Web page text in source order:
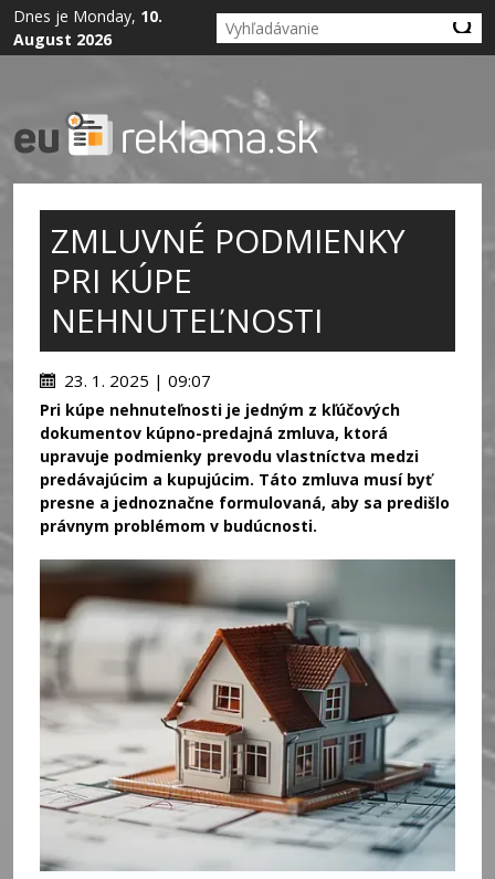
Dnes je Monday, 10.
August 2026
ZMLUVNÉ PODMIENKY
PRI KÚPE
NEHNUTEĽNOSTI
23. 1. 2025 | 09:07
Pri kúpe nehnuteľnosti je jedným z kľúčových
dokumentov kúpno-predajná zmluva, ktorá
upravuje podmienky prevodu vlastníctva medzi
predávajúcim a kupujúcim. Táto zmluva musí byť
presne a jednoznačne formulovaná, aby sa predišlo
právnym problémom v budúcnosti.